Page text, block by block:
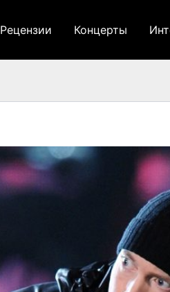
Рецензии Концерты